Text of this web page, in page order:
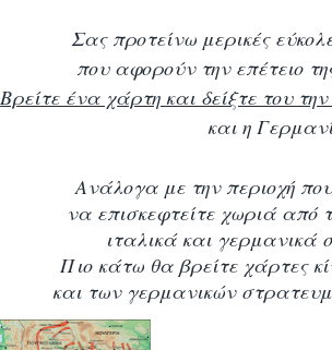
Σας προτείνω μερικές
που αφορούν την επέτειο
Βρείτε ένα χάρτη και δείξτε του
και η
Ανάλογα με την περιοχή
να επισκεφτείτε χωριά
ιταλικά και
Πιο κάτω θα βρείτε χάρτες
και των γερμανικών